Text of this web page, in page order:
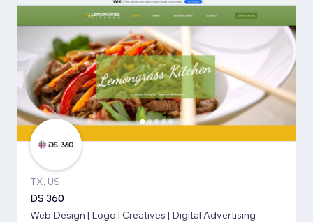
TX, US
DS 360
Web Design | Logo | Creatives | Digital Advertising